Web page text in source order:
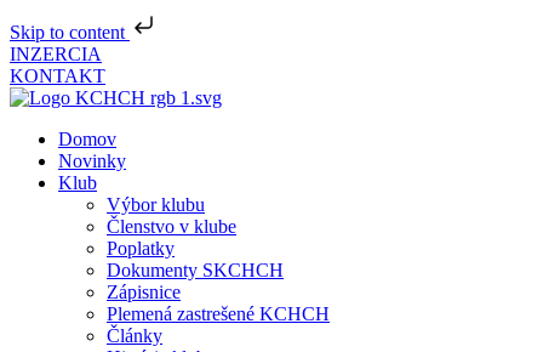
Skip to content
INZERCIA
KONTAKT
Domov
Novinky
Klub
Výbor klubu
Členstvo v klube
Poplatky
Dokumenty SKCHCH
Zápisnice
Plemená zastrešené KCHCH
Články